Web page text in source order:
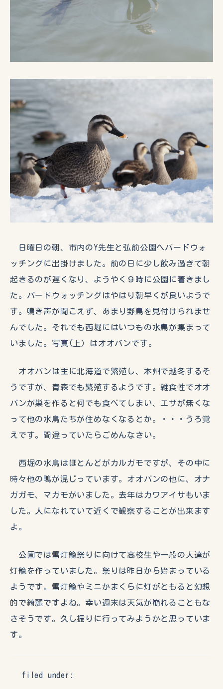
日曜日の朝、市内のY先生と弘前公園へバードウォ
ッチングに出掛けました。前の日に少し飲み過ぎて朝
起きるのが遅くなり、ようやく９時に公園に着きまし
た。バードウォッチングはやはり朝早くが良いようで
す。鳴き声が聞こえず、あまり野鳥を見付けられませ
んでした。それでも西堀にはいつもの水鳥が集まって
いました。写真(上）はオオバンです。
オオバンは主に北海道で繁殖し、本州で越冬するそ
うですが、青森でも繁殖するようです。雑食性でオオ
バンが巣を作ると何でも食べてしまい、エサが無くな
って他の水鳥たちが住めなくなるとか。・・・うろ覚
えです。間違っていたらごめんなさい。
西堀の水鳥はほとんどがカルガモですが、その中に
時々他の鴨が混じっています。オオバンの他に、オナ
ガガモ、マガモがいました。去年はカワアイサもいま
した。人になれていて近くで観察することが出来ます
よ。
公園では雪灯籠祭りに向けて高校生や一般の人達が
灯籠を作っていました。祭りは昨日から始まっている
ようです。雪灯籠やミニかまくらに灯がともると幻想
的で綺麗ですよね。幸い週末は天気が崩れることもな
さそうです。久し振りに行ってみようかと思っていま
す。
filed under: